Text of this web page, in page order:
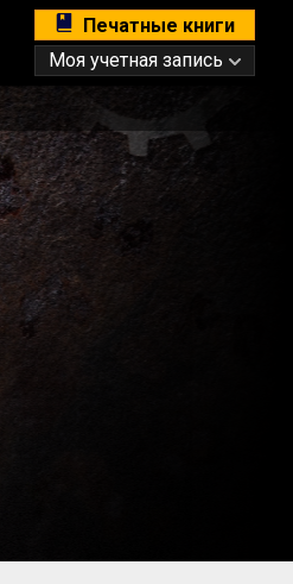
Печатные книги
Моя учетная запись